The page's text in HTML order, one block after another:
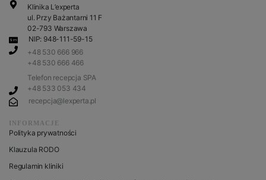
Klinika L’experta
ul. Przy Bażantarni 11 F
02-793 Warszawa
NIP: 948-111-59-15
+48 530 666 966
+48 530 666 466
Telefon recepcja SPA
+48 533 053 434
recepcja@lexperta.pl
INFORMACJE
Polityka prywatności
Klauzula RODO
Regulamin kliniki